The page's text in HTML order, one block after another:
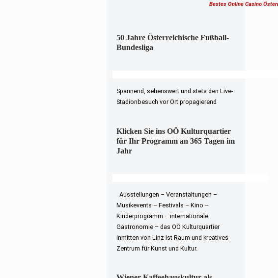
Bestes Online Casino
50 Jahre Österreichische Fußball-
Bundesliga
Spannend, sehenswert und stets den Live-
Stadionbesuch vor Ort propagierend
Klicken Sie ins OÖ Kulturquartier
für Ihr Programm an 365 Tagen im
Jahr
Ausstellungen – Veranstaltungen –
Musikevents – Festivals – Kino –
Kinderprogramm – internationale
Gastronomie – das OÖ Kulturquartier
inmitten von Linz ist Raum und kreatives
Zentrum für Kunst und Kultur.